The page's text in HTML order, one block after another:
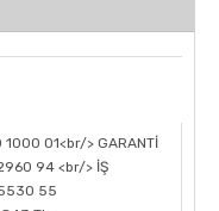
01<br/> GARANTİ
94 <br/> İŞ
55